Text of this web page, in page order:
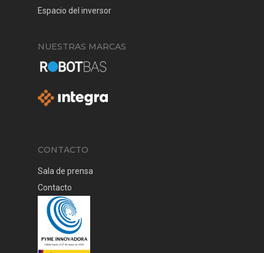
Espacio del inversor
NUESTRAS MARCAS
CONTACTO
Sala de prensa
Contacto